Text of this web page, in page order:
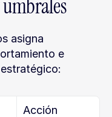
asigna
e
Acción